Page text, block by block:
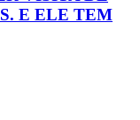
E ELE TEM